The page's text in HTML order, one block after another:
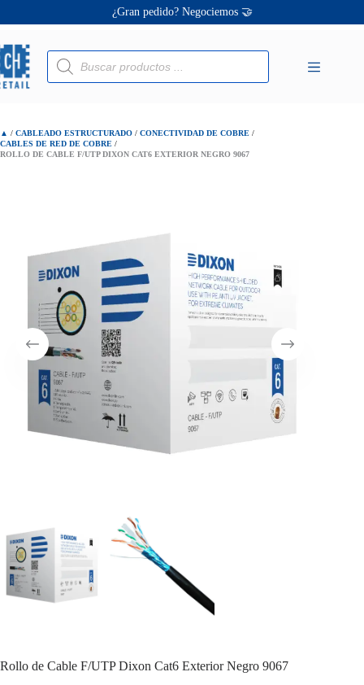
S/820.00
precio
795.00
precio
Ofertas únicas te esperan ✨
Búsqueda
de
productos
▲ / CABLEADO ESTRUCTURADO / CONECTIVIDAD DE COBRE /
CABLES DE RED DE COBRE /
ROLLO DE CABLE F/UTP DIXON CAT6 EXTERIOR NEGRO 9067
Rollo de Cable F/UTP Dixon Cat6 Exterior Negro 9067